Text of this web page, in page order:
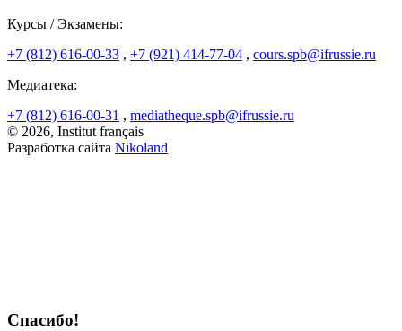
Курсы / Экзамены:
+7 (812) 616-00-33 , +7 (921) 414-77-04 , cours.spb@ifrussie.ru
Медиатека:
+7 (812) 616-00-31 , mediatheque.spb@ifrussie.ru
© 2026, Institut français
Разработка сайта Nikoland
Спасибо!